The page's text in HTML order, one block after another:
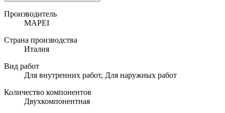
Производитель
MAPEI
Страна производства
Италия
Вид работ
Для внутренних работ, Для наружных работ
Количество компонентов
Двухкомпонентная